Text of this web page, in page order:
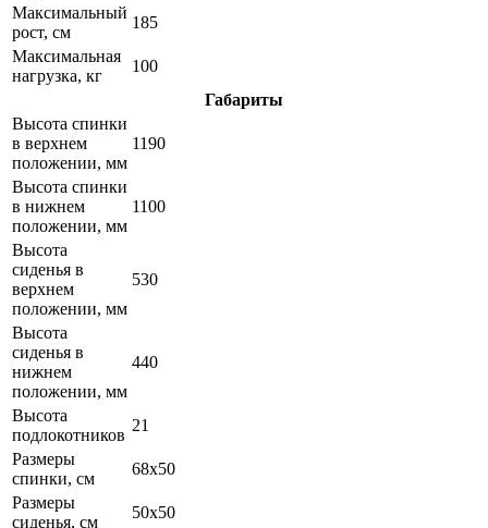
Максимальный
рост, см
185
Максимальная
нагрузка, кг
100
Габариты
Высота спинки
в верхнем
положении, мм
1190
Высота спинки
в нижнем
положении, мм
1100
Высота
сиденья в
верхнем
положении, мм
530
Высота
сиденья в
нижнем
положении, мм
440
Высота
подлокотников
21
Размеры
спинки, см
68х50
Размеры
сиденья, см
50х50